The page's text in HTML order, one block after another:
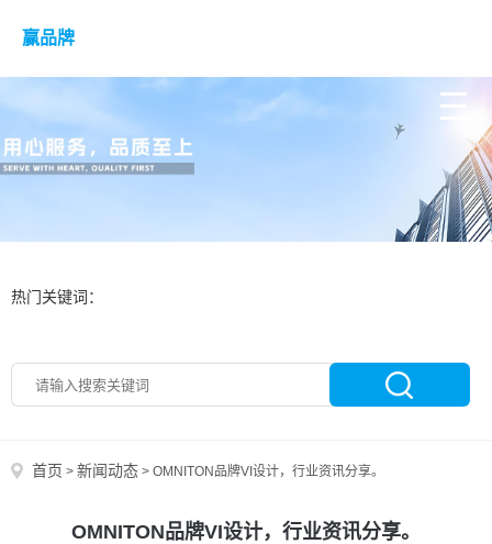
赢品牌
热门关键词：
首页 > 新闻动态 > OMNITON品牌VI设计，行业资讯分享。
OMNITON品牌VI设计，行业资讯分享。